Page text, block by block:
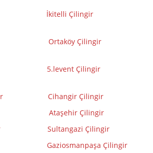
İkitelli Çilingir
Ortaköy Çilingir
5.levent Çilingir
Cihangir Çilingir
Ataşehir Çilingir
Sultangazi Çilingir
Gaziosmanpaşa Çilingir